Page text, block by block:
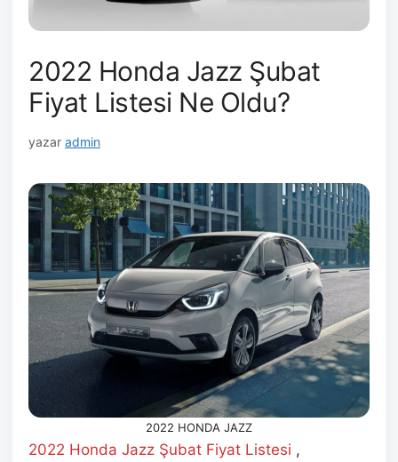
2022 Honda Jazz Şubat
Fiyat Listesi Ne Oldu?
yazar admin
2022 HONDA JAZZ
2022 Honda Jazz Şubat Fiyat Listesi ,